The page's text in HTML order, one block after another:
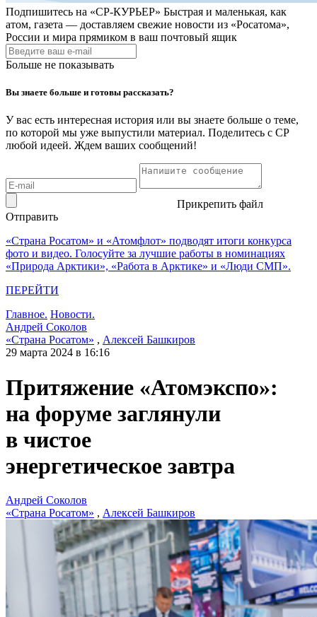
Подпишитесь на «СР-КУРЬЕР» Быстрая и маленькая, как
атом, газета — доставляем свежие новости из «Росатома»,
России и мира прямиком в ваш почтовый ящик
Больше не показывать
Вы знаете больше и готовы рассказать?
У вас есть интересная история или вы знаете больше о теме,
по которой мы уже выпустили материал. Поделитесь с СР
любой идеей. Ждем ваших сообщений!
Прикрепить файл
Отправить
«Страна Росатом» и «Атомфлот» подводят итоги конкурса
фото и видео. Голосуйте за лучшие работы в номинациях
«Природа Арктики», «Работа в Арктике» и «Люди СМП».
ПЕРЕЙТИ
Главное. Новости.
Андрей Соколов
«Страна Росатом» , Алексей Башкиров
29 марта 2024 в 16:16
Притяжение «Атомэкспо»:
на форуме заглянули
в чистое
энергетическое завтра
Андрей Соколов
«Страна Росатом» , Алексей Башкиров